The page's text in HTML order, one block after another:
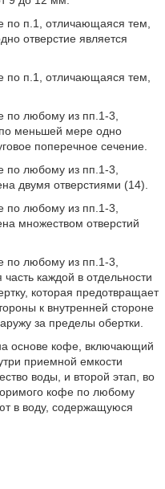
по п.1, отличающаяся тем,
отверстие является
по п.1, отличающаяся тем,
по любому из пп.1-3,
меньшей мере одно
поперечное сечение.
по любому из пп.1-3,
двумя отверстиями (14).
по любому из пп.1-3,
множеством отверстий
по любому из пп.1-3,
каждой в отдельности
которая предотвращает
к внутренней стороне
за пределы обертки.
основе кофе, включающий
приемной емкости
воды, и второй этап, во
кофе по любому
в воду, содержащуюся